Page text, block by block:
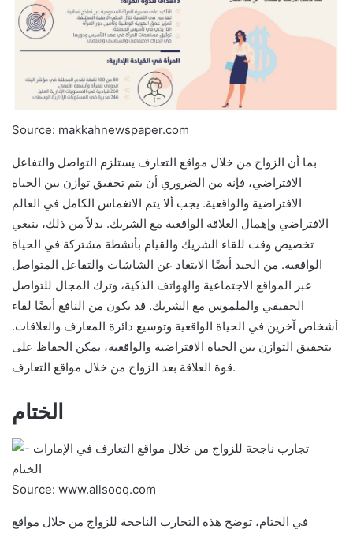
Source: makkahnewspaper.com
بما أن الزواج من خلال مواقع التعارف يستلزم التواصل والتفاعل
الافتراضي، فإنه من الضروري أن يتم تحقيق توازن بين الحياة
الافتراضية والواقعية. يجب ألا يتم الانغماس الكامل في العالم
الافتراضي وإهمال العلاقة الواقعية مع الشريك. بدلاً من ذلك، ينبغي
تخصيص وقت للقاء الشريك والقيام بأنشطة مشتركة في الحياة
الواقعية. من الجيد أيضًا الابتعاد عن الشاشات والتفاعل المتواصل
عبر المواقع الاجتماعية والهواتف الذكية، وترك المجال للتواصل
الحقيقي والملموس مع الشريك. قد يكون من النافع أيضًا لقاء
أشخاص آخرين في الحياة الواقعية وتوسيع دائرة المعارف والعلاقات.
بتحقيق التوازن بين الحياة الافتراضية والواقعية، يمكن الحفاظ على
قوة العلاقة بعد الزواج من خلال مواقع التعارف.
الختام
Source: www.allsooq.com
في الختام، توضح هذه التجارب الناجحة للزواج من خلال مواقع